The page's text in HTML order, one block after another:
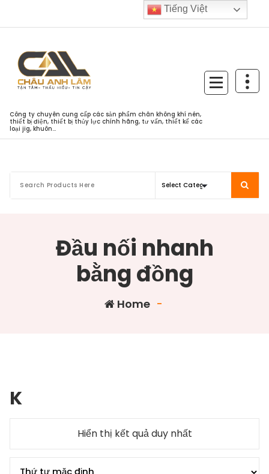
Công ty chuyên cung cấp các sản phẩm chân không khí nén,
thiết bị điện, thiết bị thủy lực chính hãng, tư vấn, thiết kế các
loại jig, khuôn...
Đầu nối nhanh
bằng đồng
Home -
K
Hiển thị kết quả duy nhất
Tiếng Việt